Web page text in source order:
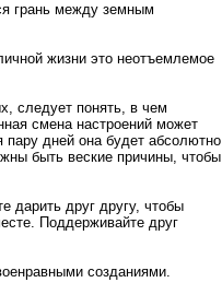
грань между земным
жизни это неотъемлемое
следует понять, в чем
смена настроений может
пару дней она будет абсолютно
быть веские причины, чтобы
дарить друг другу, чтобы
Поддерживайте друг
созданиями.